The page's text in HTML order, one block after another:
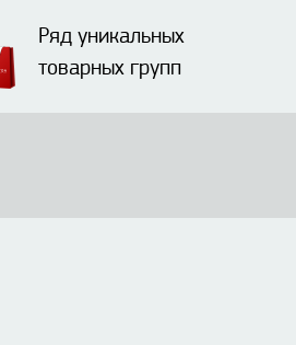
Ряд уникальных
товарных групп